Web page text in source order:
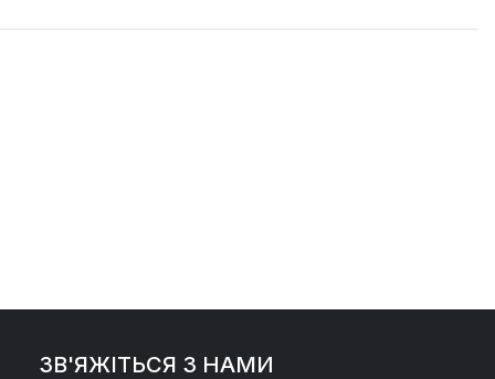
ЗВ'ЯЖІТЬСЯ З НАМИ